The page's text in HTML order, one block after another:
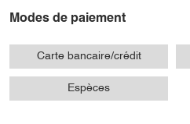
Modes de paiement
Carte bancaire/crédit
Espèces